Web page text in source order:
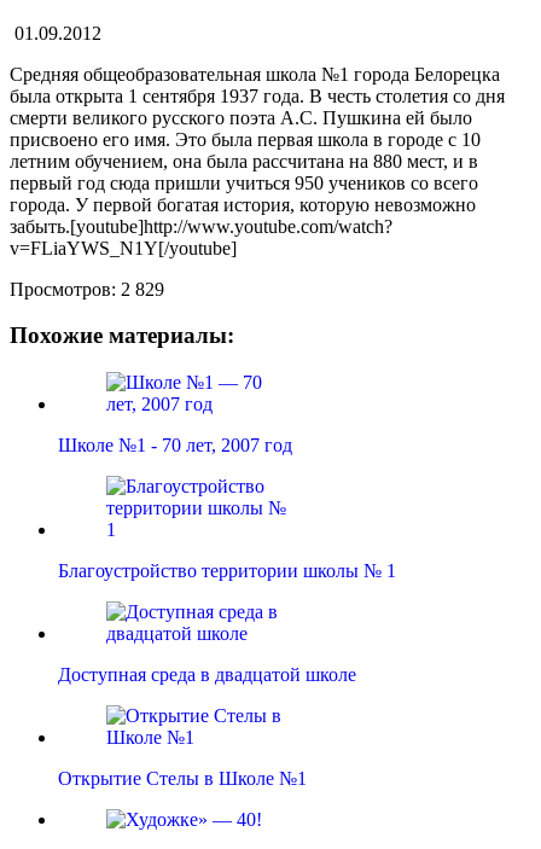
01.09.2012
Средняя общеобразовательная школа №1 города Белорецка
была открыта 1 сентября 1937 года. В честь столетия со дня
смерти великого русского поэта А.С. Пушкина ей было
присвоено его имя. Это была первая школа в городе с 10
летним обучением, она была рассчитана на 880 мест, и в
первый год сюда пришли учиться 950 учеников со всего
города. У первой богатая история, которую невозможно
забыть.[youtube]http://www.youtube.com/watch?
v=FLiaYWS_N1Y[/youtube]
Просмотров: 2 829
Похожие материалы:
Школе №1 - 70 лет, 2007 год
Благоустройство территории школы № 1
Доступная среда в двадцатой школе
Открытие Стелы в Школе №1